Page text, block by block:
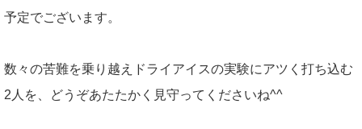
予定でございます。
数々の苦難を乗り越えドライアイスの実験にアツく打ち込む
2人を、どうぞあたたかく見守ってくださいね^^